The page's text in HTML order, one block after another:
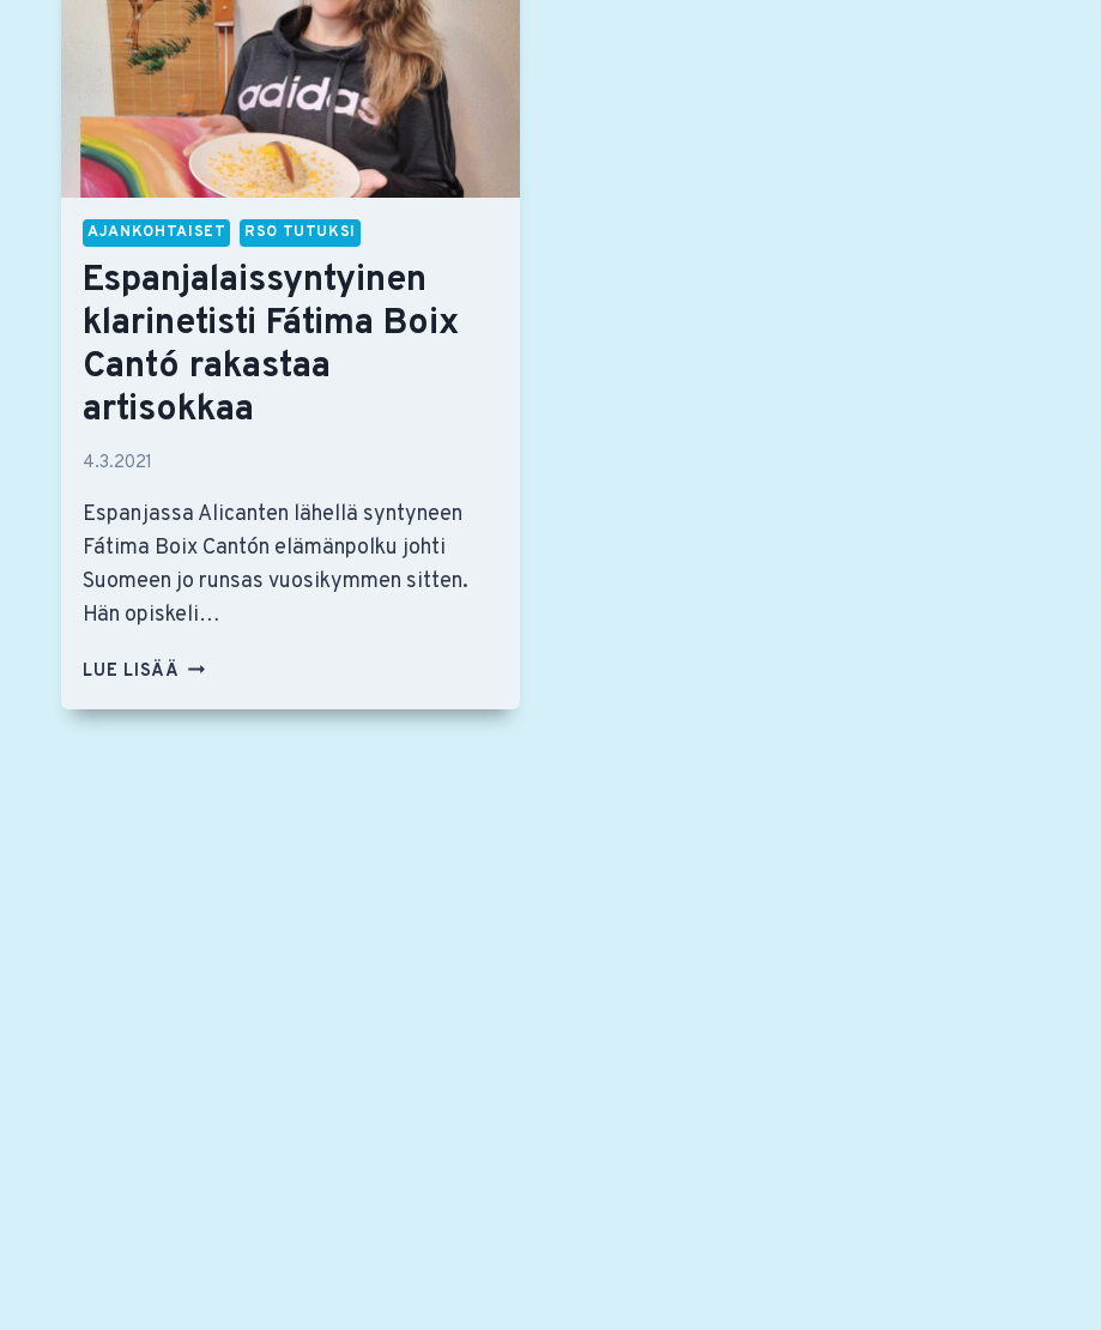
AJANKOHTAISET RSO TUTUKSI
Espanjalaissyntyinen
klarinetisti Fátima Boix
Cantó rakastaa
artisokkaa
4.3.2021
Espanjassa Alicanten lähellä syntyneen
Fátima Boix Cantón elämänpolku johti
Suomeen jo runsas vuosikymmen sitten.
Hän opiskeli…
LUE LISÄÄ ESPANJALAISSYNTYINEN
FÁTIMA